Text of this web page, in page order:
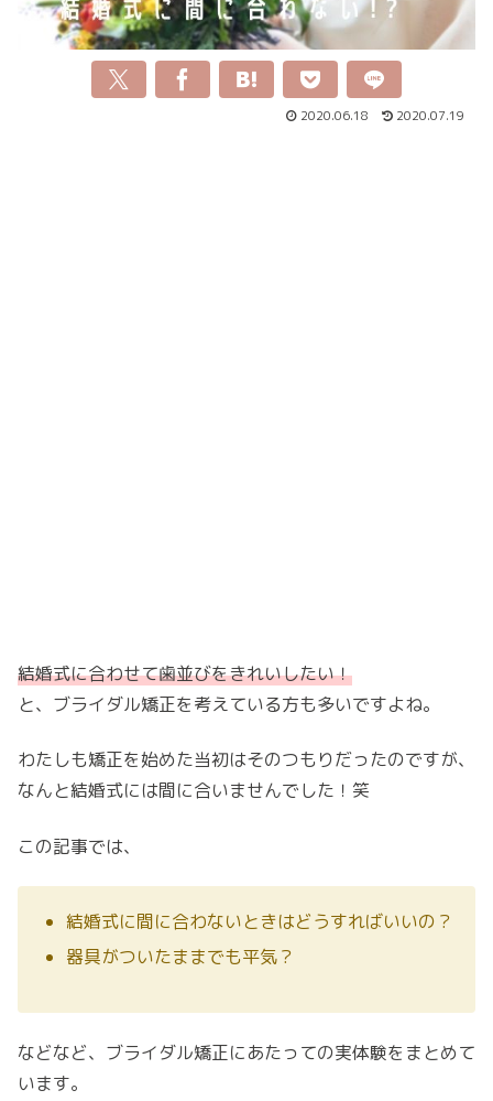
2020.06.18 2020.07.19
結婚式に合わせて歯並びをきれいしたい！
と、ブライダル矯正を考えている方も多いですよね。
わたしも矯正を始めた当初はそのつもりだったのですが、
なんと結婚式には間に合いませんでした！笑
この記事では、
結婚式に間に合わないときはどうすればいいの？
器具がついたままでも平気？
などなど、ブライダル矯正にあたっての実体験をまとめて
います。